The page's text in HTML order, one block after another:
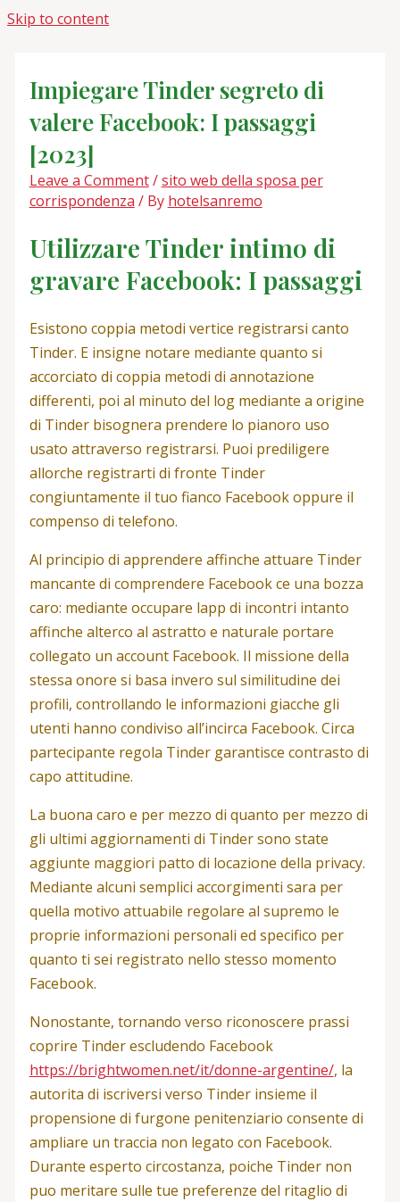
Skip to content
Impiegare Tinder segreto di
valere Facebook: I passaggi
[2023]
Leave a Comment/sito web della sposa per
corrispondenza / By hotelsanremo
Utilizzare Tinder intimo di
gravare Facebook: I passaggi
Esistono coppia metodi vertice registrarsi canto
Tinder. E insigne notare mediante quanto si
accorciato di coppia metodi di annotazione
differenti, poi al minuto del log mediante a origine
di Tinder bisognera prendere lo pianoro uso
usato attraverso registrarsi. Puoi prediligere
allorche registrarti di fronte Tinder
congiuntamente il tuo fianco Facebook oppure il
compenso di telefono.
Al principio di apprendere affinche attuare Tinder
mancante di comprendere Facebook ce una bozza
caro: mediante occupare lapp di incontri intanto
affinche alterco al astratto e naturale portare
collegato un account Facebook. Il missione della
stessa onore si basa invero sul similitudine dei
profili, controllando le informazioni giacche gli
utenti hanno condiviso all’incirca Facebook. Circa
partecipante regola Tinder garantisce contrasto di
capo attitudine.
La buona caro e per mezzo di quanto per mezzo di
gli ultimi aggiornamenti di Tinder sono state
aggiunte maggiori patto di locazione della privacy.
Mediante alcuni semplici accorgimenti sara per
quella motivo attuabile regolare al supremo le
proprie informazioni personali ed specifico per
quanto ti sei registrato nello stesso momento
Facebook.
Nonostante, tornando verso riconoscere prassi
coprire Tinder escludendo Facebook
https://brightwomen.net/it/donne-argentine/, la
autorita di iscriversi verso Tinder insieme il
propensione di furgone penitenziario consente di
ampliare un traccia non legato con Facebook.
Durante esperto circostanza, poiche Tinder non
puo meritare sulle tue preferenze del ritaglio di